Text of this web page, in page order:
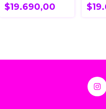
$19.690,00